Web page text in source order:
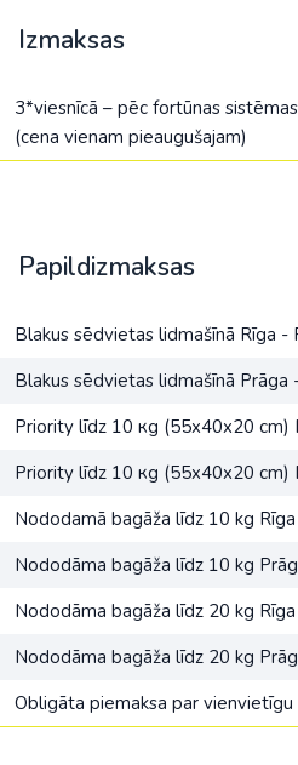
Izmaksas
3*viesnīcā – pēc fortūnas
(cena vienam pieaugušajam)
Papildizmaksas
Blakus sēdvietas lidmašīnā Rīga -
Blakus sēdvietas lidmašīnā Prāga
Priority līdz 10 кg (55x40x20 cm)
Priority līdz 10 кg (55x40x20 cm)
Nododamā bagāža līdz 10 kg
Nododāma bagāža līdz 10 kg
Nododāma bagāža līdz 20 kg
Nododāma bagāža līdz 20 kg
Obligāta piemaksa par vienvietīgu